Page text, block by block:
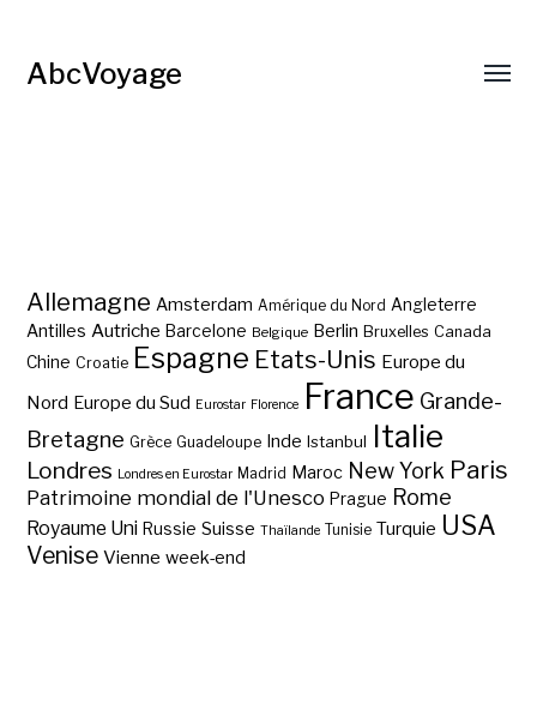
AbcVoyage
Allemagne Amsterdam Amérique du Nord Angleterre
Antilles Autriche Barcelone Belgique Berlin Bruxelles Canada
Chine Croatie Espagne Etats-Unis Europe du
Nord Europe du Sud Eurostar Florence France Grande-
Bretagne Grèce Guadeloupe Inde Istanbul Italie
Londres Londres en Eurostar Madrid Maroc New York Paris
Patrimoine mondial de l'Unesco Prague Rome
Royaume Uni Russie Suisse Thaïlande Tunisie Turquie USA
Venise Vienne week-end